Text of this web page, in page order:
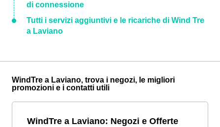
di connessione
Tutti i servizi aggiuntivi e le ricariche di Wind Tre
a Laviano
WindTre a Laviano, trova i negozi, le migliori
promozioni e i contatti utili
WindTre a Laviano: Negozi e Offerte